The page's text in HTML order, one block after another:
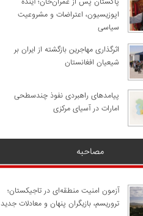
اپوزیسیون، اعتراضات و مشروعیت
سیاسی
اثرگذاری مهاجرین بازگشته از ایران بر
شیعیان افغانستان
پیامدهای راهبردی نفوذ چندسطحی
امارات در آسیای مرکزی
مصاحبه
آزمون امنیت منطقه‌ای در تاجیکستان؛
تروریسم، بازیگران پنهان و معادلات جدید